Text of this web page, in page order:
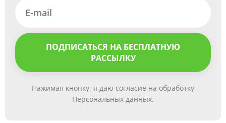
ПОДПИСАТЬСЯ НА БЕСПЛАТНУЮ
РАССЫЛКУ
Нажимая кнопку, я даю согласие на обработку
Персональных данных.